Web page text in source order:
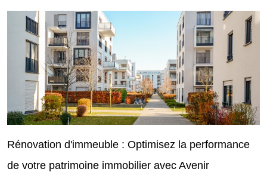
Rénovation d'immeuble : Optimisez la performance
de votre patrimoine immobilier avec Avenir